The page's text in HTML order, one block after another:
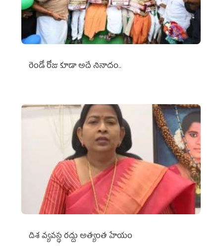
రెండో రోజు కూడా అదే నినాదం..
దిశ వ్యవస్థ రద్దు అత్యంత హేయం